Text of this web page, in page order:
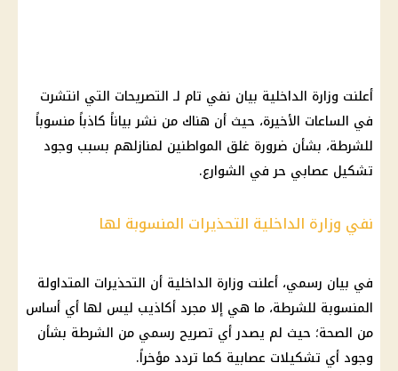
أعلنت وزارة الداخلية بيان نفي تام لـ التصريحات التي انتشرت
في الساعات الأخيرة، حيث أن هناك من نشر بياناً كاذباً منسوباً
للشرطة، بشأن ضرورة غلق المواطنين لمنازلهم بسبب وجود
تشكيل عصابي حر في الشوارع.
نفي وزارة الداخلية التحذيرات المنسوبة لها
في بيان رسمي، أعلنت وزارة الداخلية أن التحذيرات المتداولة
المنسوبة للشرطة، ما هي إلا مجرد أكاذيب ليس لها أي أساس
من الصحة؛ حيث لم يصدر أي تصريح رسمي من الشرطة بشأن
وجود أي تشكيلات عصابية كما تردد مؤخراً.